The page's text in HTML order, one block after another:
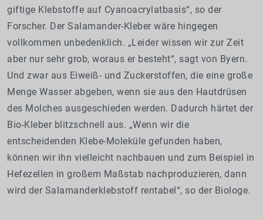
giftige Klebstoffe auf Cyanoacrylatbasis“, so der
Forscher. Der Salamander-Kleber wäre hingegen
vollkommen unbedenklich. „Leider wissen wir zur Zeit
aber nur sehr grob, woraus er besteht“, sagt von Byern.
Und zwar aus Eiweiß- und Zuckerstoffen, die eine große
Menge Wasser abgeben, wenn sie aus den Hautdrüsen
des Molches ausgeschieden werden. Dadurch härtet der
Bio-Kleber blitzschnell aus. „Wenn wir die
entscheidenden Klebe-Moleküle gefunden haben,
können wir ihn vielleicht nachbauen und zum Beispiel in
Hefezellen in großem Maßstab nachproduzieren, dann
wird der Salamanderklebstoff rentabel“, so der Biologe.